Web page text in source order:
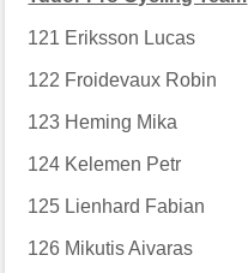
121 Eriksson Lucas
122 Froidevaux Robin
123 Heming Mika
124 Kelemen Petr
125 Lienhard Fabian
126 Mikutis Aivaras